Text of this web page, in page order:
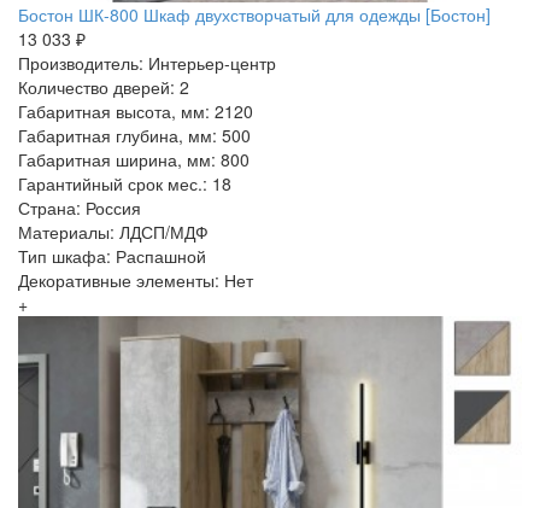
Бостон ШК-800 Шкаф двухстворчатый для одежды [Бостон]
13 033 ₽
Производитель: Интерьер-центр
Количество дверей: 2
Габаритная высота, мм: 2120
Габаритная глубина, мм: 500
Габаритная ширина, мм: 800
Гарантийный срок мес.: 18
Страна: Россия
Материалы: ЛДСП/МДФ
Тип шкафа: Распашной
Декоративные элементы: Нет
+